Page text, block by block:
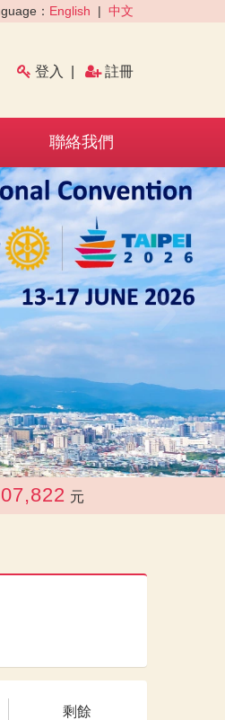
： English | 中文
登入 註冊
聯絡我們
›
元
剩餘